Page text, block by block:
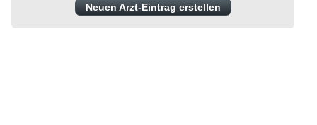
Neuen Arzt-Eintrag erstellen